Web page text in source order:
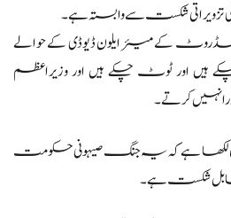
شکست سے وابستہ ہے۔
کے میئر ایلون ڈیوڈی کے حوالے
اور ٹوٹ چکے ہیں اور وزیراعظم
نہیں کرتے۔
لکھا ہے کہ یہ جنگ صیہونی حکومت
شکست ہے۔